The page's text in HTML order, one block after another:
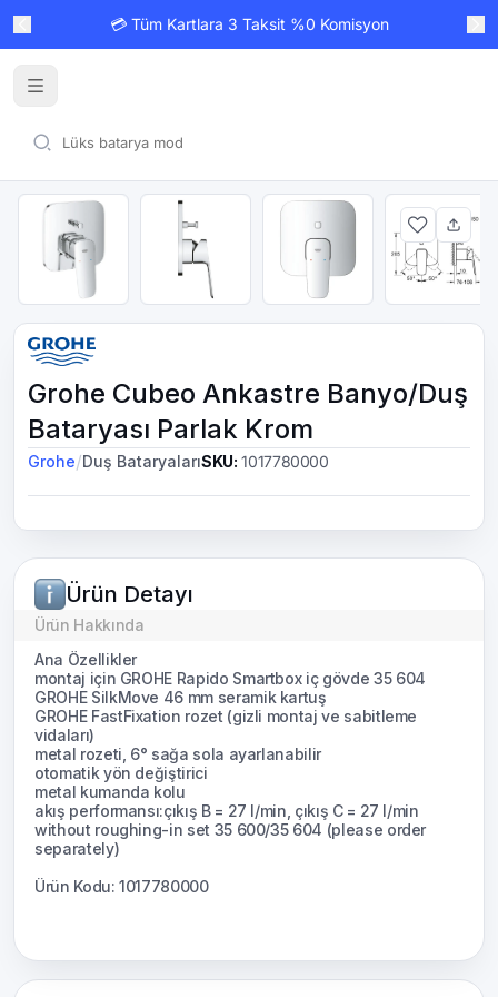
💳 Tüm Kartlara 3 Taksit %0 Komisyon
Grohe Cubeo Ankastre Banyo/Duş
Bataryası Parlak Krom
Grohe/Duş BataryalarıSKU: 1017780000
Ürün Detayı
Ürün Hakkında
Ana Özellikler
montaj için GROHE Rapido Smartbox iç gövde 35 604
GROHE SilkMove 46 mm seramik kartuş
GROHE FastFixation rozet (gizli montaj ve sabitleme
vidaları)
metal rozeti, 6° sağa sola ayarlanabilir
otomatik yön değiştirici
metal kumanda kolu
akış performansı:çıkış B = 27 l/min, çıkış C = 27 l/min
without roughing-in set 35 600/35 604 (please order
separately)
Ürün Kodu: 1017780000